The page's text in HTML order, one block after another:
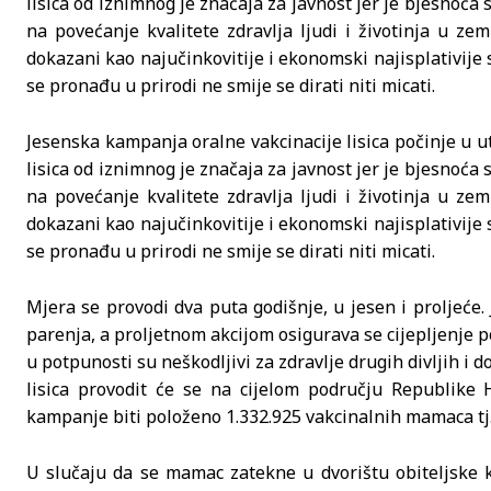
na povećanje kvalitete zdravlja ljudi i životinja u
dokazani kao najučinkovitije i ekonomski najisplativije
se pronađu u prirodi ne smije se dirati niti micati.
Jesenska kampanja oralne vakcinacije lisica počinje u
lisica od iznimnog je značaja za javnost jer je
na povećanje kvalitete zdravlja ljudi i životinja u
dokazani kao najučinkovitije i ekonomski najisplativije
se pronađu u prirodi ne smije se dirati niti micati.
Mjera se provodi dva puta godišnje, u jesen i
parenja, a proljetnom akcijom osigurava se cijepljenje
u potpunosti su neškodljivi za zdravlje drugih divljih i
lisica provodit će se na cijelom području Republike
kampanje biti položeno 1.332.925 vakcinalnih mamaca
U slučaju da se mamac zatekne u dvorištu